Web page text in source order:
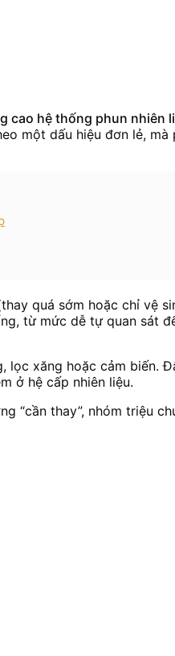
cao hệ thống phun nhiên
một dấu hiệu đơn lẻ, mà
quá sớm hoặc chỉ vệ
từ mức dễ tự quan sát
lọc xăng hoặc cảm biến.
ở hệ cấp nhiên liệu.
“cần thay”, nhóm triệu